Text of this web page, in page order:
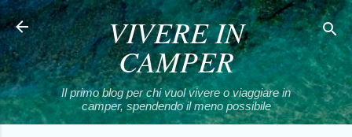
Passa ai contenuti principali
VIVERE IN
CAMPER
Il primo blog per chi vuol vivere o viaggiare in
camper, spendendo il meno possibile